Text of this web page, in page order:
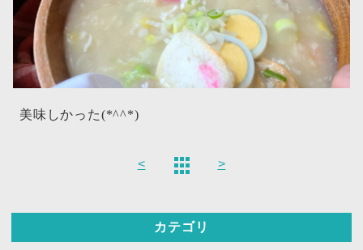
美味しかった(*^^*)
< >
カテゴリ